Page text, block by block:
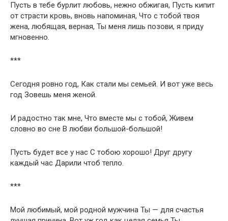
Пусть в тебе бурлит любовь, нежно обжигая, Пусть кипит
от страсти кровь, вновь напоминая, Что с тобой твоя
жена, любящая, верная, Ты меня лишь позови, я приду
мгновенно.
***
Сегодня ровно год, Как стали мы семьей. И вот уже весь
год Зовешь меня женой.
И радостно так мне, Что вместе мы с тобой, Живем
словно во сне В любви большой-большой!
Пусть будет все у нас С тобою хорошо! Друг другу
каждый час Дарили чтоб тепло.
***
Мой любимый, мой родной мужчина Ты — для счастья